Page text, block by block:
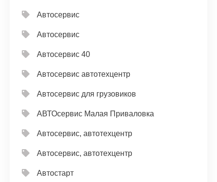
Автосервис
Автосервис
Автосервис 40
Автосервис автотехцентр
Автосервис для грузовиков
АВТОсервис Малая Приваловка
Автосервис, автотехцентр
Автосервис, автотехцентр
Автостарт